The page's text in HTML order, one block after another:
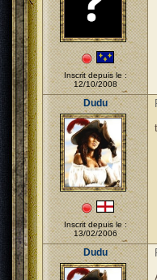
Inscrit depuis le :
12/10/2008
Dudu
Inscrit depuis le :
13/02/2006
Dudu